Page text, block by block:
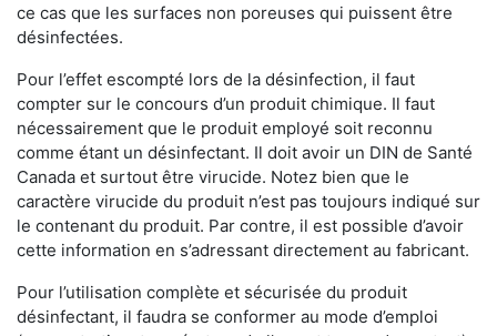
ce cas que les surfaces non poreuses qui puissent être
désinfectées.
Pour l’effet escompté lors de la désinfection, il faut
compter sur le concours d’un produit chimique. Il faut
nécessairement que le produit employé soit reconnu
comme étant un désinfectant. Il doit avoir un DIN de Santé
Canada et surtout être virucide. Notez bien que le
caractère virucide du produit n’est pas toujours indiqué sur
le contenant du produit. Par contre, il est possible d’avoir
cette information en s’adressant directement au fabricant.
Pour l’utilisation complète et sécurisée du produit
désinfectant, il faudra se conformer au mode d’emploi